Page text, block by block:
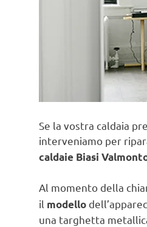
Se la vostra caldaia
interveniamo per
caldaie Biasi
Al momento della
il modello
una targhetta